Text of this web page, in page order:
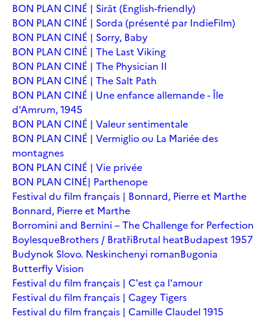
BON PLAN CINÉ | Sirāt (English-friendly)
BON PLAN CINÉ | Sorda (présenté par IndieFilm)
BON PLAN CINÉ | Sorry, Baby
BON PLAN CINÉ | The Last Viking
BON PLAN CINÉ | The Physician II
BON PLAN CINÉ | The Salt Path
BON PLAN CINÉ | Une enfance allemande - Île
d'Amrum, 1945
BON PLAN CINÉ | Valeur sentimentale
BON PLAN CINÉ | Vermiglio ou La Mariée des
montagnes
BON PLAN CINÉ | Vie privée
BON PLAN CINÉ| Parthenope
Festival du film français | Bonnard, Pierre et Marthe
Bonnard, Pierre et Marthe
Borromini and Bernini – The Challenge for Perfection
BoylesqueBrothers / BratřiBrutal heatBudapest 1957
Budynok Slovo. Neskinchenyi romanBugonia
Butterfly Vision
Festival du film français | C'est ça l'amour
Festival du film français | Cagey Tigers
Festival du film français | Camille Claudel 1915